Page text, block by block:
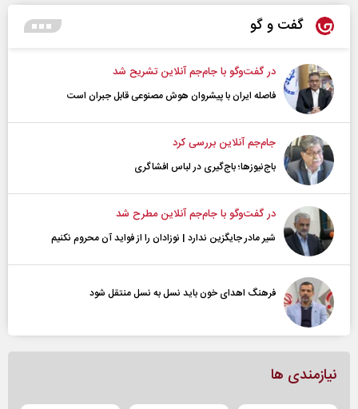
گفت و گو
در گفت‌و‌گو با جام‌جم آنلاین تشریح شد
فاصله ایران با پیشرو‌ان هوش مصنوعی قابل جبران است
جام‌جم آنلاین بررسی کرد
باج‌نیوزها؛ باج‌گیری در لباس افشاگری
در گفت‌و‌گو با جام‌جم آنلاین مطرح شد
شیر مادر جایگزین ندارد | نوزادان را از فواید آن محروم نکنیم
فرهنگ اهدای خون باید نسل به نسل منتقل شود
نیازمندی ها